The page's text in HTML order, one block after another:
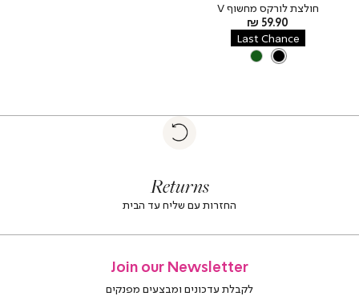
חולצת לורקס מחשוף V
מחיר
מוצר
59.90 ₪
Last Chance
צבע
BLACK
BLACK
OLIVE
returns
banner
(4)
Returns
החזרות עם שליח עד הבית
Join our Newsletter
לקבלת עדכונים ומבצעים מפנקים